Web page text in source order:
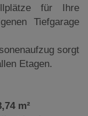
für Ihre
Tiefgarage
sorgt
Etagen.
m²